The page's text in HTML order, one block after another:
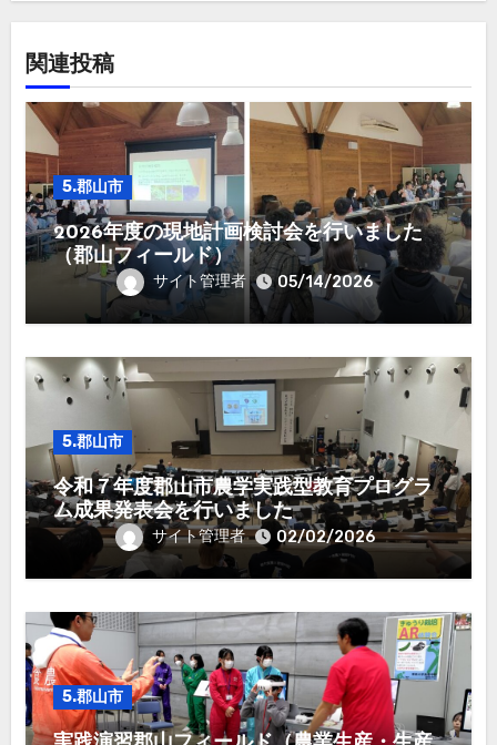
ン
関連投稿
5.郡山市
2026年度の現地計画検討会を行いました
（郡山フィールド）
サイト管理者 05/14/2026
5.郡山市
令和７年度郡山市農学実践型教育プログラ
ム成果発表会を行いました
サイト管理者 02/02/2026
5.郡山市